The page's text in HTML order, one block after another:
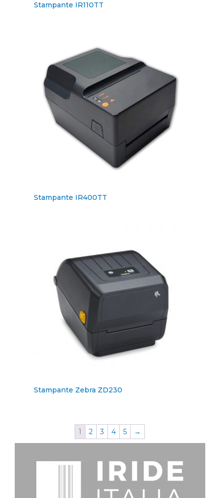
Stampante IR110TT
Stampante IR400TT
Stampante Zebra ZD230
1 2 3 4 5 →